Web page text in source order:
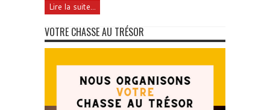
Lire la suite...
VOTRE CHASSE AU TRÉSOR